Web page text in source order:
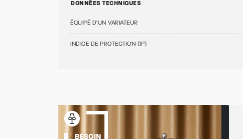
DONNÉES TECHNIQUES
ÉQUIPÉ D'UN VARIATEUR
INDICE DE PROTECTION (IP)
BESOIN